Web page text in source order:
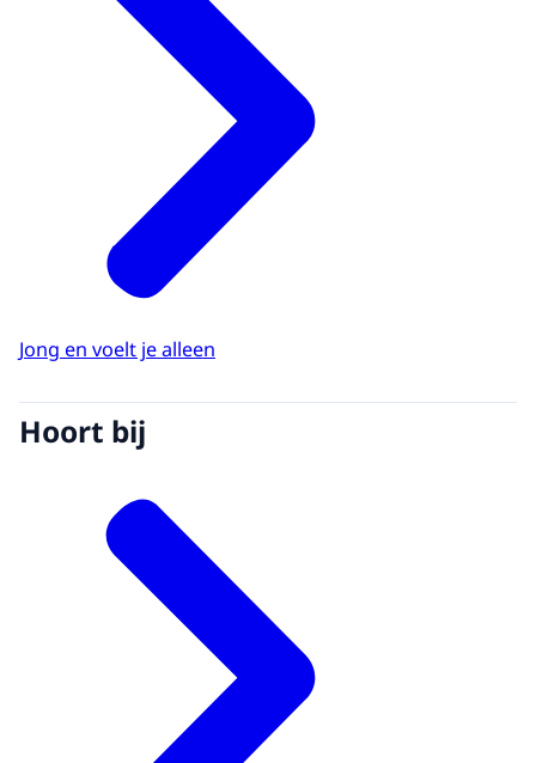
Jong en voelt je alleen
Hoort bij